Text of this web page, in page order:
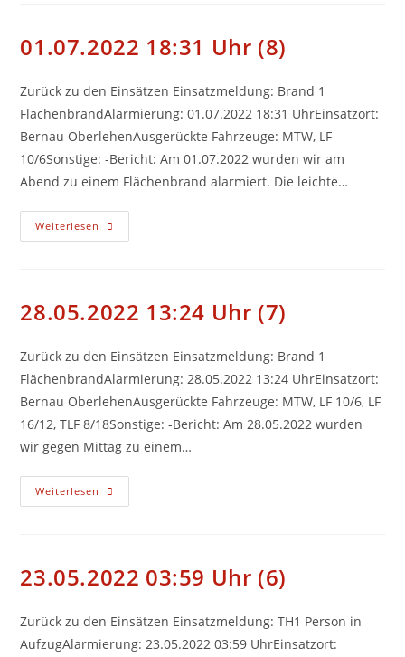
01.07.2022 18:31 Uhr (8)
Zurück zu den Einsätzen Einsatzmeldung: Brand 1
FlächenbrandAlarmierung: 01.07.2022 18:31 UhrEinsatzort:
Bernau OberlehenAusgerückte Fahrzeuge: MTW, LF
10/6Sonstige: -Bericht: Am 01.07.2022 wurden wir am
Abend zu einem Flächenbrand alarmiert. Die leichte…
Weiterlesen 01.07.2022
18:31
28.05.2022 13:24 Uhr (7)
Zurück zu den Einsätzen Einsatzmeldung: Brand 1
FlächenbrandAlarmierung: 28.05.2022 13:24 UhrEinsatzort:
Bernau OberlehenAusgerückte Fahrzeuge: MTW, LF 10/6, LF
16/12, TLF 8/18Sonstige: -Bericht: Am 28.05.2022 wurden
wir gegen Mittag zu einem…
Weiterlesen 28.05.2022
13:24
23.05.2022 03:59 Uhr (6)
Zurück zu den Einsätzen Einsatzmeldung: TH1 Person in
AufzugAlarmierung: 23.05.2022 03:59 UhrEinsatzort: